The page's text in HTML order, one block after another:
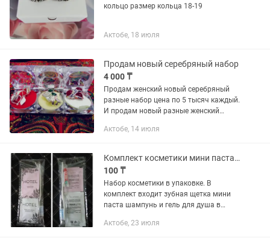
кольцо размер кольца 18-19
Актобе, 18 июля
Продам новый серебряный набор
4 000 ₸
Продам женский новый серебряный
разные набор цена по 5 тысяч каждый.
И продам новый разные женский
продам новый серебряный кольцо.
Актобе, 14 июля
Комплект косметики мини паста шампунь и гель
100 ₸
Набор косметики в упаковке. В
комплект входит зубная щетка мини
паста шампунь и гель для душа в
мыло и бритвенный набор.
Актобе, 23 июля